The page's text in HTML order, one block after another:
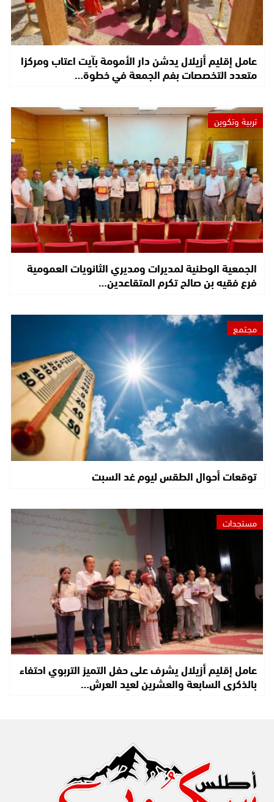
عامل إقليم أزيلال يدشن دار الأمومة بآيت اعتاب ومركزا
متعدد التخصصات بفم الجمعة في خطوة…
تربية وتكوين
الجمعية الوطنية لمديرات ومديري الثانويات العمومية
فرع فقيه بن صالح تكرم المتقاعدين…
مجتمع
توقعات أحوال الطقس ليوم غد السبت
مستجدات
عامل إقليم أزيلال يشرف على حفل التميز التربوي احتفاء
بالذكرى السابعة والعشرين لعيد العرش…